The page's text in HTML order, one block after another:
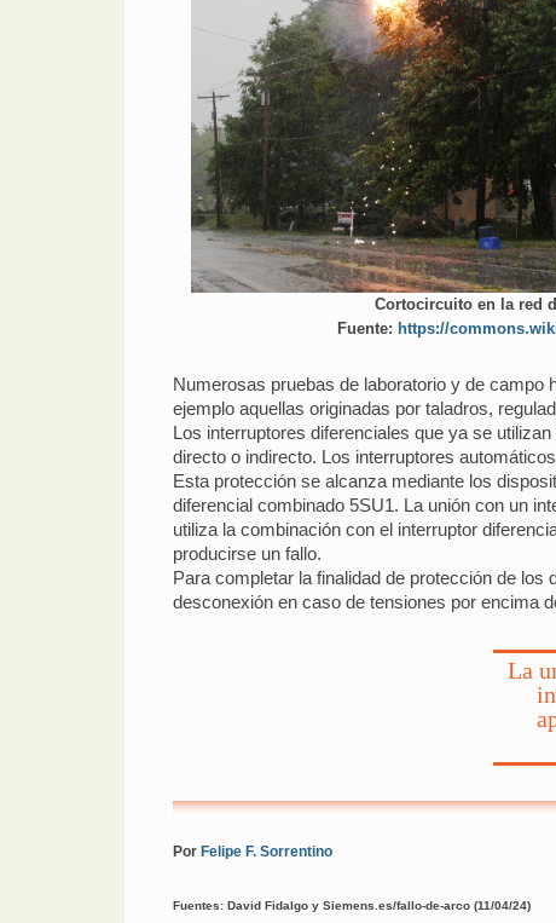
Cortocircuito en la red
Fuente: https://
Numerosas pruebas de laboratorio y de campo
ejemplo aquellas originadas por taladros,
Los interruptores diferenciales que ya se
directo o indirecto. Los interruptores
Esta protección se alcanza mediante los
diferencial combinado 5SU1. La unión con un
utiliza la combinación con el interruptor
producirse un fallo.
Para completar la finalidad de protección de
desconexión en caso de tensiones por encima
La
Por Felipe F. Sorrentino
Fuentes: David Fidalgo y Siemens.es/fallo-de-arco (11/04/24)